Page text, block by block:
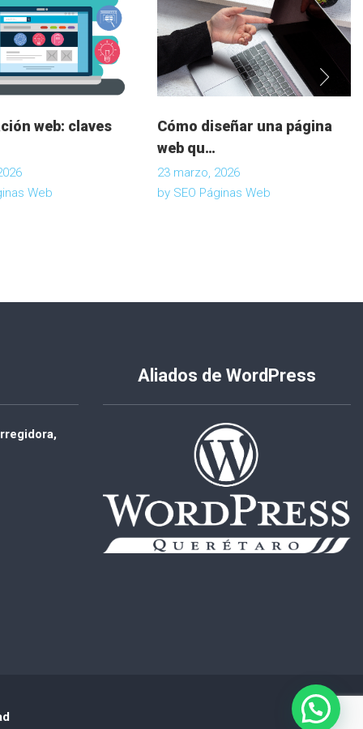
web: claves
Web
Cómo diseñar una página
web qu…
23 marzo, 2026
by SEO Páginas Web
Aliados de WordPress